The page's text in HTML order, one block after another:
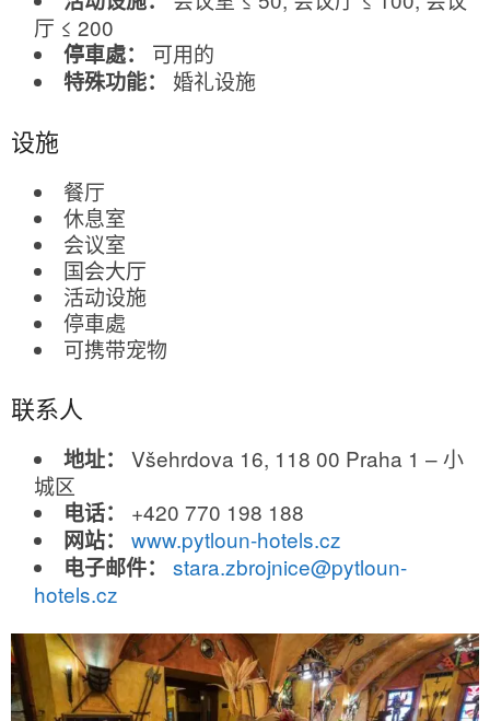
厅 ≤ 200
停車處：
可用的
特殊功能：
婚礼设施
设施
餐厅
休息室
会议室
国会大厅
活动设施
停車處
可携带宠物
联系人
地址：
Všehrdova 16, 118 00 Praha 1 – 小
城区
电话：
+420 770 198 188
网站：
www.pytloun-hotels.cz
电子邮件：
stara.zbrojnice@pytloun-
hotels.cz